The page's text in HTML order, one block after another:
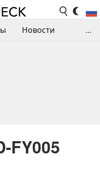
Новости
...
FY005